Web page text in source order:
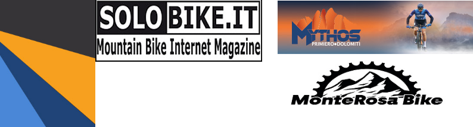
Europei XCO: vittorie per Ghibaudo, Grossmann e Gallis. Signorelli 5^ la
35ª Marathon Bike della Brianza: l’ultima sfida agonistica di una
Europei MTB: il Team Relay firma il secondo argento azzurro a